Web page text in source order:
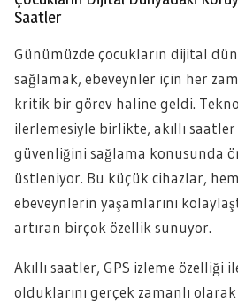
Saatler
Günümüzde çocukların dijital
sağlamak, ebeveynler için her
kritik bir görev haline geldi.
ilerlemesiyle birlikte, akıllı saatler
güvenliğini sağlama konusunda
üstleniyor. Bu küçük cihazlar,
ebeveynlerin yaşamlarını
artıran birçok özellik sunuyor.
Akıllı saatler, GPS izleme özelliği
olduklarını gerçek zamanlı